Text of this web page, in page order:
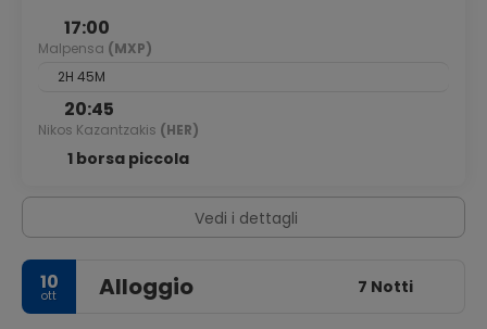
17:00
Malpensa (MXP)
2H 45M
20:45
Nikos Kazantzakis (HER)
1 borsa piccola
Vedi i dettagli
10
ott Alloggio 7 Notti